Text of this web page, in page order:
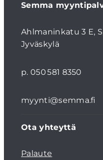
Semma
Ahlmaninkatu 3 E,
Jyväskylä
p. 050 581 8350
myynti@semma.fi
Ota yhteyttä
Palaute